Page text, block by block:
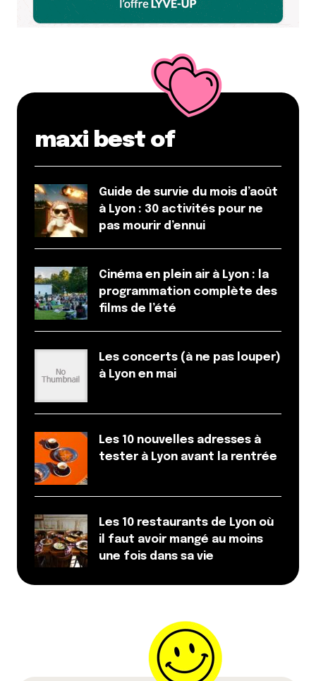
la carte.
Voilà à quoi servent les coups de gueules de nos
Gerland le bon # c’est #Pluspourlefoot (hélas) ou
Répondre
Et sinon un article spin-off : « Où habiter dans la
métropole de Lyon ? » cela serait sympa aussi
Littlecelt
6 septembre 2017 à 0 h 01 min
Répondre
Yes encore faut-il trouver des gens qui osent
#humour
6 septembre 2017 à 10 h 18 min
Répondre
il fait bon vivre à moins de 20 min de Lyon…
Anna
Répondre
C’est une très bonne idée mais il va falloir nous
aider, on connait assez mal la banlieue lyonnaise
Qyrool
maxi best of
Guide de survie du mois d’août
à Lyon : 30 activités pour ne
pas mourir d’ennui
Cinéma en plein air à Lyon : la
programmation complète des
films de l’été
Les concerts (à ne pas louper)
à Lyon en mai
Les 10 nouvelles adresses à
tester à Lyon avant la rentrée
Les 10 restaurants de Lyon où
il faut avoir mangé au moins
une fois dans sa vie